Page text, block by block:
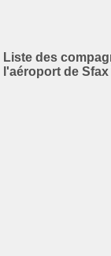
Liste des
l'aéroport de